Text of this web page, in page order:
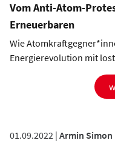
Vom Anti-Atom-
Erneuerbaren
Wie
Energierevolution mit
01.09.2022 | Armin Simon